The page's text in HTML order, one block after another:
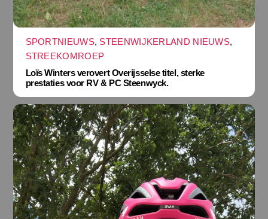
SPORTNIEUWS, STEENWIJKERLAND NIEUWS,
STREEKOMROEP
Loïs Winters verovert Overijsselse titel, sterke
prestaties voor RV & PC Steenwyck.